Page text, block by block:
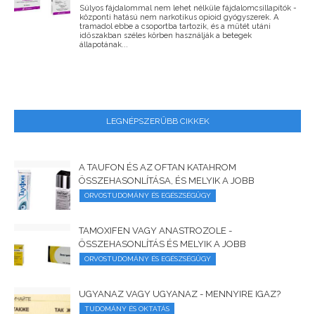
Súlyos fájdalommal nem lehet nélküle fájdalomcsillapítók -
központi hatású nem narkotikus opioid gyógyszerek. A
tramadol ebbe a csoportba tartozik, és a műtét utáni
időszakban széles körben használják a betegek
állapotának...
LEGNÉPSZERŰBB CIKKEK
A TAUFON ÉS AZ OFTAN KATAHROM
ÖSSZEHASONLÍTÁSA, ÉS MELYIK A JOBB
ORVOSTUDOMÁNY ÉS EGÉSZSÉGÜGY
TAMOXIFEN VAGY ANASTROZOLE -
ÖSSZEHASONLÍTÁS ÉS MELYIK A JOBB
ORVOSTUDOMÁNY ÉS EGÉSZSÉGÜGY
UGYANAZ VAGY UGYANAZ - MENNYIRE IGAZ?
TUDOMÁNY ÉS OKTATÁS